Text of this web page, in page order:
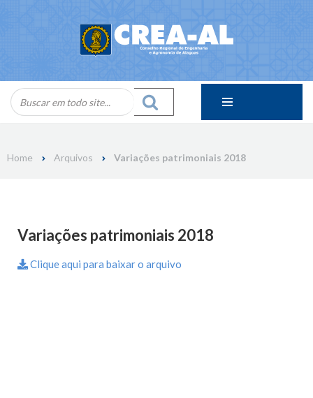
Home Arquivos Variações patrimoniais 2018
Variações patrimoniais 2018
Clique aqui para baixar o arquivo